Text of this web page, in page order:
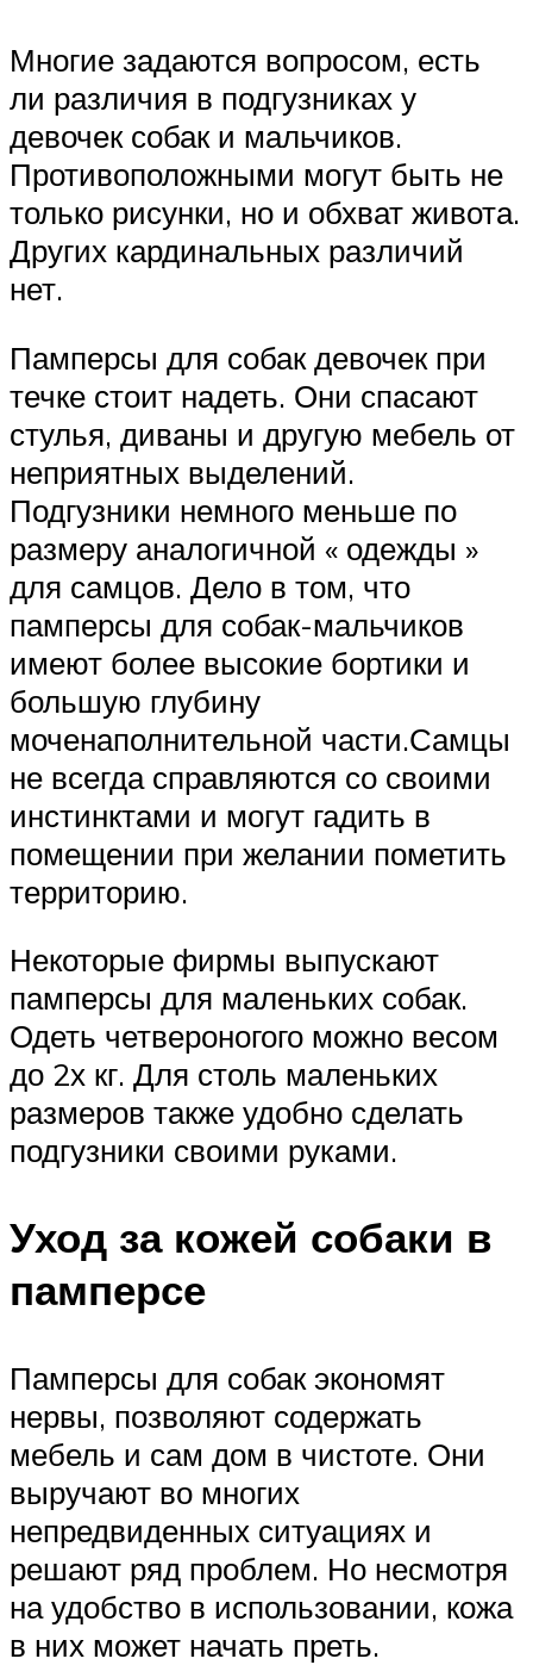
Многие задаются вопросом, есть
ли различия в подгузниках у
девочек собак и мальчиков.
Противоположными могут быть не
только рисунки, но и обхват живота.
Других кардинальных различий
нет.
Памперсы для собак девочек при
течке стоит надеть. Они спасают
стулья, диваны и другую мебель от
неприятных выделений.
Подгузники немного меньше по
размеру аналогичной « одежды »
для самцов. Дело в том, что
памперсы для собак-мальчиков
имеют более высокие бортики и
большую глубину
моченаполнительной части.Самцы
не всегда справляются со своими
инстинктами и могут гадить в
помещении при желании пометить
территорию.
Некоторые фирмы выпускают
памперсы для маленьких собак.
Одеть четвероногого можно весом
до 2х кг. Для столь маленьких
размеров также удобно сделать
подгузники своими руками.
Уход за кожей собаки в
памперсе
Памперсы для собак экономят
нервы, позволяют содержать
мебель и сам дом в чистоте. Они
выручают во многих
непредвиденных ситуациях и
решают ряд проблем. Но несмотря
на удобство в использовании, кожа
в них может начать преть.